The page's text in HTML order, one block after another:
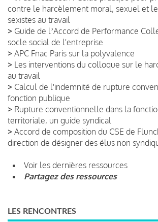
contre le harcèlement moral, sexuel et
sexistes au travail
> Guide de lʼAccord de Performance
socle social de l'entreprise
> APC Fnac Paris sur la polyvalence
> Les interventions du colloque sur le
au travail
> Calcul de l'indemnité de rupture
fonction publique
> Rupture conventionnelle dans la
territoriale, un guide syndical
> Accord de composition du CSE de
direction de désigner des élus non
Voir les dernières ressources
Partagez des ressources
LES RENCONTRES